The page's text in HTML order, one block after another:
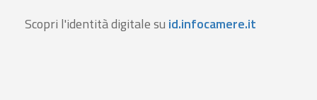
Scopri l'identità digitale su id.infocamere.it